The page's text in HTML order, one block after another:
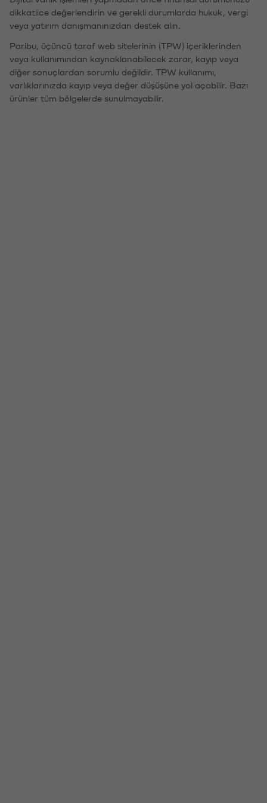
dikkatlice değerlendirin ve gerekli durumlarda hukuk, vergi
veya yatırım danışmanınızdan destek alın.
Paribu, üçüncü taraf web sitelerinin (TPW) içeriklerinden
veya kullanımından kaynaklanabilecek zarar, kayıp veya
diğer sonuçlardan sorumlu değildir. TPW kullanımı,
varlıklarınızda kayıp veya değer düşüşüne yol açabilir. Bazı
ürünler tüm bölgelerde sunulmayabilir.